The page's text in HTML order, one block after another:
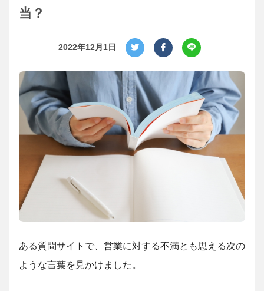
当？
2022年12月1日
ある質問サイトで、営業に対する不満とも思える次の
ような言葉を見かけました。